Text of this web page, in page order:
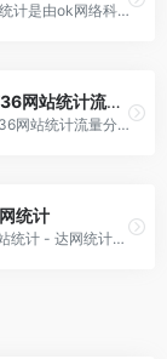
ok统计是由ok网络科技有限公司研发的一款流量监控分析平台，提供网站流量统计服务，致力于为网站开发者及中小企业提供专业的营销工具和解决方案。
1736网站统计流量分析平台
1736网站统计流量分析平台-免费、易用、匿名、专业的网站数据统计与营销分析平台
统计
网站统计 - 达网统计是一款专业且实用性强的在线网站流量统计及分析系统，适合于各类网站，并可根据客户要求任意定制界面和开发。